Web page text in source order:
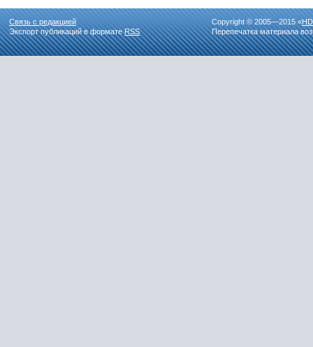
Связь с редакцией
Экспорт публикаций в форматеRSS
Copyright © 2005—2015 «
Перепечатка материала